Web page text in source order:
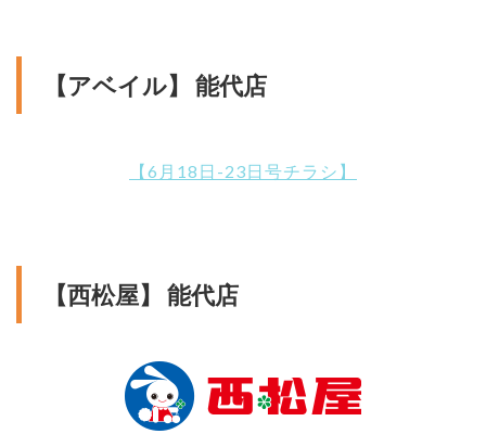
【アベイル】 能代店
【6月18日-23日号チラシ】
【西松屋】 能代店